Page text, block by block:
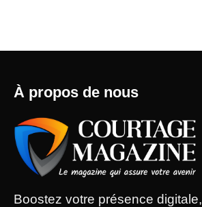
À propos de nous
Boostez votre présence digitale,